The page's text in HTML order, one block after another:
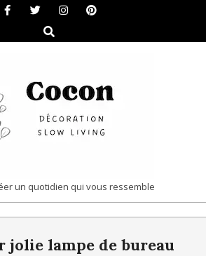
Search
un quotidien qui vous ressemble
jolie lampe de bureau